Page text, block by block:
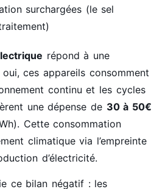
surchargées (le sel
répond à une
ces appareils consomment
continu et les cycles
une dépense de 30 à 50€
Cette consommation
climatique via l’empreinte
d’électricité.
ce bilan négatif : les